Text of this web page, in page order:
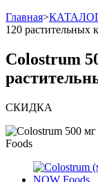
Главная>
120 растительных
Colostrum
СКИДКА